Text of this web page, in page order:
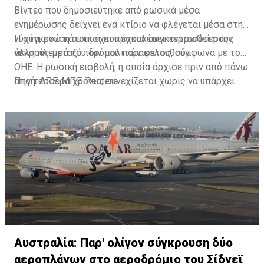
Βίντεο που δημοσιεύτηκε από ρωσικά μέσα
ενημέρωσης δείχνει ένα κτίριο να φλέγεται μέσα στη
νύχτα, ενώ κάτοικοι που έχουν συγκεντρωθεί στην
άλλη πλευρά του δρόμου παρακολουθούν.
Η σύγκρουση αυτή έχει προκαλέσει περισσότερους
νεκρούς μεταξύ των πολιτών φέτος, σύμφωνα με τον
ΟΗΕ. Η ρωσική εισβολή, η οποία άρχισε πριν από πάνω
από τέσσερα χρόνια, συνεχίζεται χωρίς να υπάρχει
Πηγή: ΑΠΕ-ΜΠΕ-Reuters
Αυστραλία: Παρ' ολίγον σύγκρουση δύο
αεροπλάνων στο αεροδρόμιο του Σίδνεϊ